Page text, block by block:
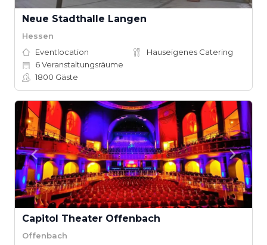
Neue Stadthalle Langen
Hessen
Eventlocation
Hauseigenes Catering
6Veranstaltungsräume
1800 Gäste
Capitol Theater Offenbach
Offenbach